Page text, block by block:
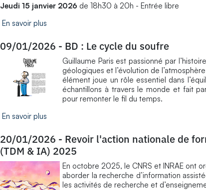
Jeudi 15 janvier 2026 de 18h30 à 20h - Entrée libre
En savoir plus
09/01/2026 - BD : Le cycle du soufre
Guillaume Paris est passionné par
géologiques et l’évolution de
élément joue un rôle essentiel dans
échantillons à travers le monde et fait
pour remonter le fil du temps.
En savoir plus
20/01/2026 - Revoir l'action nationale de
(TDM & IA) 2025
En octobre 2025, le CNRS et INRAE ont
aborder la recherche d’information
les activités de recherche et